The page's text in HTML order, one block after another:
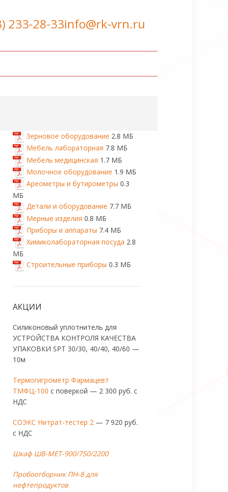
233-28-33info@rk-vrn.ru
Зерновое оборудование 2.8 МБ
Мебель лабораторная 7.8 МБ
Мебель медицинская 1.7 МБ
Молочное оборудование 1.9 МБ
Ареометры и бутирометры 0.3
МБ
Детали и оборудование 7.7 МБ
Мерные изделия 0.8 МБ
Приборы и аппараты 7.4 МБ
Химиколабораторная посуда 2.8
МБ
Строительные приборы 0.3 МБ
АКЦИИ
Силиконовый уплотнитель для
УСТРОЙСТВА КОНТРОЛЯ КАЧЕСТВА
УПАКОВКИ SPT 30/30, 40/40, 40/60 —
10м
Термогигрометр Фармацевт
ТМФЦ-100 с поверкой — 2 300 руб. с
НДС
СОЭКС Нитрат-тестер 2 — 7 920 руб.
с НДС
Шкаф ШВ-МЕТ-900/750/2200
Пробоотборник ПН-8 для
нефтепродуктов